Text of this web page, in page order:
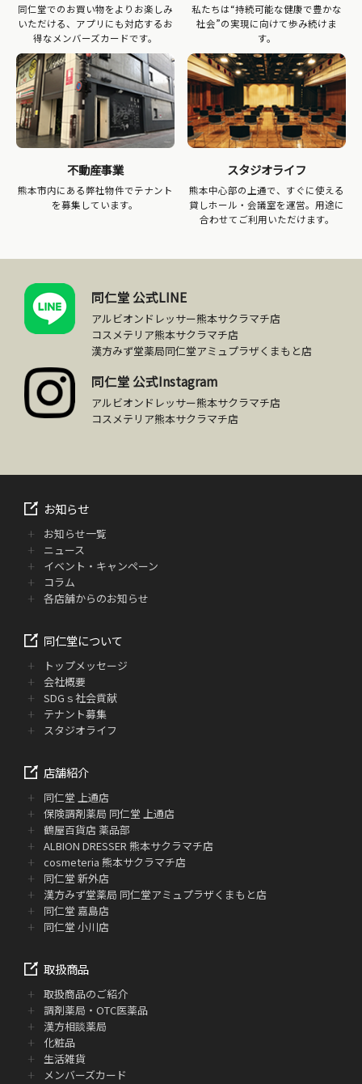
同仁堂でのお買い物をよりお楽しみ
いただける、アプリにも対応するお
得なメンバーズカードです。
私たちは“持続可能な健康で豊かな
社会”の実現に向けて歩み続けま
す。
不動産事業
熊本市内にある弊社物件でテナント
を募集しています。
スタジオライフ
熊本中心部の上通で、すぐに使える
貸しホール・会議室を運営。用途に
合わせてご利用いただけます。
同仁堂 公式LINE
アルビオンドレッサー熊本サクラマチ店
コスメテリア熊本サクラマチ店
漢方みず堂薬局同仁堂アミュプラザくまもと店
同仁堂 公式Instagram
アルビオンドレッサー熊本サクラマチ店
コスメテリア熊本サクラマチ店
お知らせ
お知らせ一覧
ニュース
イベント・キャンペーン
コラム
各店舗からのお知らせ
同仁堂について
トップメッセージ
会社概要
SDGｓ社会貢献
テナント募集
スタジオライフ
店舗紹介
同仁堂 上通店
保険調剤薬局 同仁堂 上通店
鶴屋百貨店 薬品部
ALBION DRESSER 熊本サクラマチ店
cosmeteria 熊本サクラマチ店
同仁堂 新外店
漢方みず堂薬局 同仁堂アミュプラザくまもと店
同仁堂 嘉島店
同仁堂 小川店
取扱商品
取扱商品のご紹介
調剤薬局・OTC医薬品
漢方相談薬局
化粧品
生活雑貨
メンバーズカード